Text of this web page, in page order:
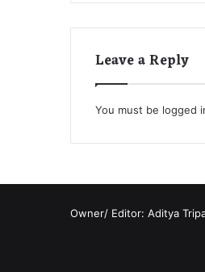
भी
जा
र
गा
थीं
इं
Leave a Reply
You must be logged
Owner/ Editor: Aditya